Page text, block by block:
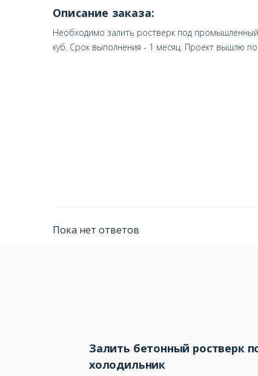
Описание заказа:
Необходимо залить ростверк под промышленный
куб. Срок выполнения - 1 месяц. Проект вышлю
Пока нет ответов
Залить бетонный ростверк
холодильник